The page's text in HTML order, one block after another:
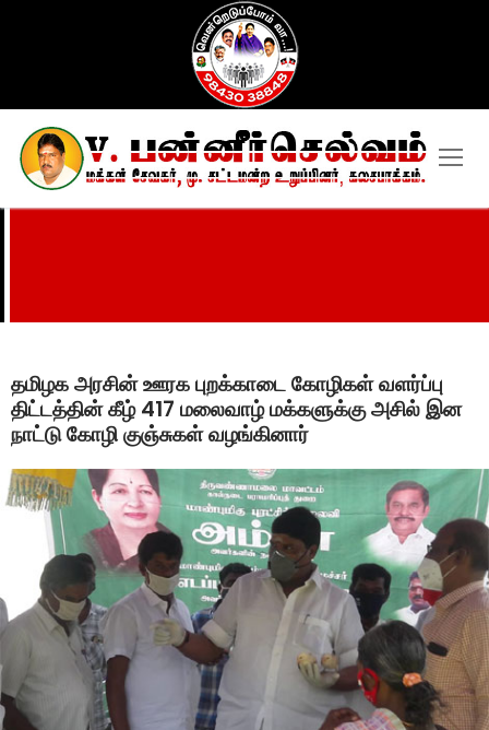
தமிழக அரசின் ஊரக புறக்காடை கோழிகள் வளர்ப்பு
திட்டத்தின் கீழ் 417 மலைவாழ் மக்களுக்கு அசில் இன
நாட்டு கோழி குஞ்சுகள் வழங்கினார்